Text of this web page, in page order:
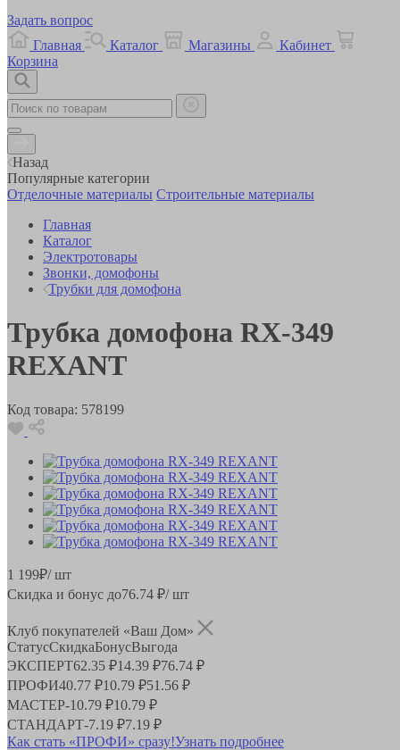
Задать вопрос
Главная
Каталог Магазины
Кабинет
Корзина
Назад
Популярные категории
Отделочные материалы Строительные материалы
Главная
Каталог
Электротовары
Звонки, домофоны
Трубки для домофона
Трубка домофона RX-349
REXANT
Код товара: 578199
1 199₽/ шт
Скидка и бонус до76.74 ₽/ шт
Клуб покупателей «Ваш Дом»
СтатусСкидкаБонусВыгода
ЭКСПЕРТ62.35 ₽14.39 ₽76.74 ₽
ПРОФИ40.77 ₽10.79 ₽51.56 ₽
МАСТЕР-10.79 ₽10.79 ₽
СТАНДАРТ-7.19 ₽7.19 ₽
Как стать «ПРОФИ» сразу!Узнать подробнее